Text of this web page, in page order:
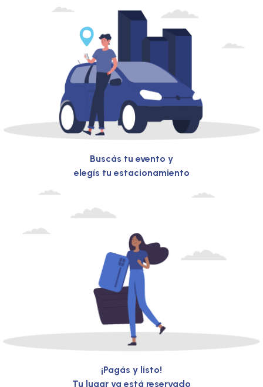
Buscás tu evento y
elegís tu estacionamiento
¡Pagás y listo!
Tu lugar ya está reservado